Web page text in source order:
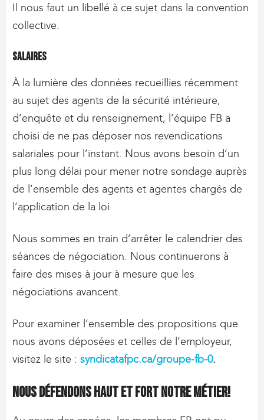
Il nous faut un libellé à ce sujet dans la convention
collective.
Salaires
À la lumière des données recueillies récemment
au sujet des agents de la sécurité intérieure,
d’enquête et du renseignement, l’équipe FB a
choisi de ne pas déposer nos revendications
salariales pour l’instant. Nous avons besoin d’un
plus long délai pour mener notre sondage auprès
de l’ensemble des agents et agentes chargés de
l’application de la loi.
Nous sommes en train d’arrêter le calendrier des
séances de négociation. Nous continuerons à
faire des mises à jour à mesure que les
négociations avancent.
Pour examiner l’ensemble des propositions que
nous avons déposées et celles de l’employeur,
visitez le site :syndicatafpc.ca/groupe-fb-0.
Nous défendons haut et fort notre métier!